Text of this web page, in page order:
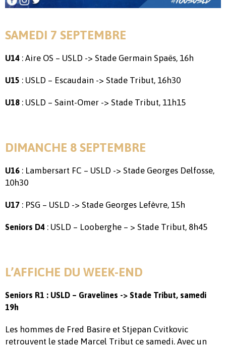
SAMEDI 7 SEPTEMBRE
U14 : Aire OS – USLD -> Stade Germain Spaës, 16h
U15 : USLD – Escaudain -> Stade Tribut, 16h30
U18 : USLD – Saint-Omer -> Stade Tribut, 11h15
DIMANCHE 8 SEPTEMBRE
U16 : Lambersart FC – USLD -> Stade Georges Delfosse,
10h30
U17 : PSG – USLD -> Stade Georges Lefèvre, 15h
Seniors D4 : USLD – Looberghe – > Stade Tribut, 8h45
L’AFFICHE DU WEEK-END
Seniors R1 : USLD – Gravelines -> Stade Tribut, samedi
19h
Les hommes de Fred Basire et Stjepan Cvitkovic
retrouvent le stade Marcel Tribut ce samedi. Avec un